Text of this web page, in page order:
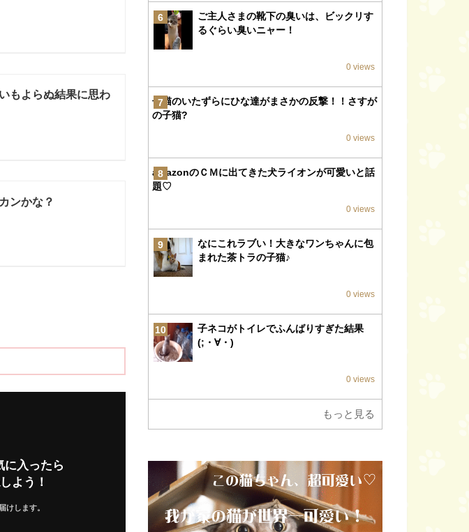
もよらぬ結果に思わ
ンかな？
に入ったら
よう！
けします。
6
ご主人さまの靴下の臭いは、ビックリす
るぐらい臭いニャー！
0 views
7
子猫のいたずらにひな達がまさかの反撃！！さすが
の子猫?
0 views
8
amazonのＣＭに出てきた犬ライオンが可愛いと話
題♡
0 views
9
なにこれラブい！大きなワンちゃんに包
まれた茶トラの子猫♪
0 views
10
子ネコがトイレでふんばりすぎた結果
(;・∀・)
0 views
もっと見る